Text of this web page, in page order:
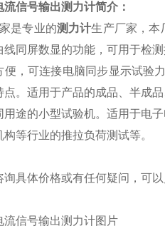
流信号输出测力计简介：
是专业的测力计生产厂家，本
同屏数显的功能， 可用于检测
便，可连接电脑同步显示试验
点。适用于产品的成品、半成
途的小型试验机。 适用于电
等行业的推拉负荷测试等。
询具体价格或有任何疑问，可
流信号输出测力计图片